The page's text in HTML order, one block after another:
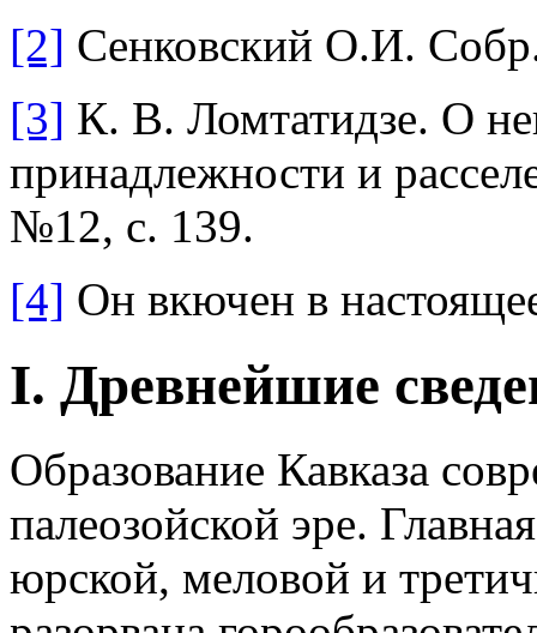
[2] Сенковский О.И.
[3] К. В. Ломтатидзе. О
принадлежности и
№12, с. 139.
[4] Он вкючен в
I. Древнейшие
Образование Кавказа
палеозойской эре.
юрской, меловой и